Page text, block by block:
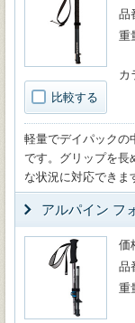
比較する
品
重
カ
軽量でデイパックの
です。グリップを長
な状況に対応できま
アルパイン フ
価
品
重